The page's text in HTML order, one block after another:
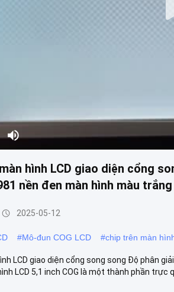
hình LCD giao diện cổng
nền đen màn hình màu
2025-05-12
#Mô-đun COG LCD #chip trên màn
LCD giao diện cổng song song Độ phân
LCD 5,1 inch COG là một thành phần trực